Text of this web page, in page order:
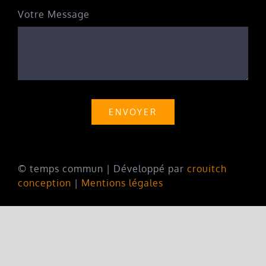
Votre Message
ENVOYER
© temps commun | Développé par crouitch
conception | Mentions légales